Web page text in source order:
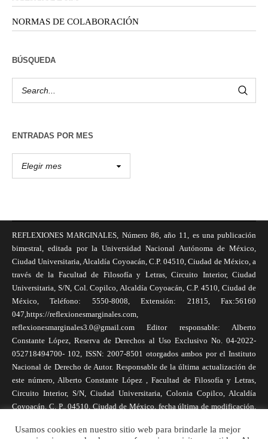
NORMAS DE COLABORACIÓN
BÚSQUEDA
ENTRADAS POR MES
REFLEXIONES MARGINALES, Número 86, año 11, es una publicación
bimestral, editada por la Universidad Nacional Autónoma de México,
Ciudad Universitaria, Alcaldía Coyoacán, C.P. 04510, Ciudad de México, a
través de la Facultad de Filosofía y Letras, Circuito Interior, Ciudad
Universitaria, S/N, Col. Copilco, Alcaldía Coyoacán, C.P. 4510, Ciudad de
México, Teléfono: 5550-8008, Extensión: 21815, Fax:56160
047,https://reflexionesmarginales.com,
reflexionesmarginales3.0@gmail.com Editor responsable: Alberto
Constante López, Reserva de Derechos al Uso Exclusivo No. 04-2022-
052718494700- 102, ISSN: 2007-8501 otorgados ambos por el Instituto
Nacional de Derecho de Autor. Responsable de la última actualización de
este número, Alberto Constante López , Facultad de Filosofía y Letras,
Circuito Interior, S/N, Ciudad Universitaria, Colonia Copilco, Alcaldía
Coyoacán, C. P., 04510, Ciudad de México, fecha última de modificación,
necesariamente reflejan la postura de la revista, ni de Universidad Nacional
Usamos cookies en nuestro sitio web para brindarle la mejor